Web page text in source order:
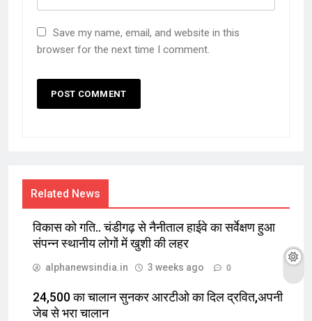
Save my name, email, and website in this
browser for the next time I comment.
Related News
विकास को गति.. चंडीगढ़ से नैनीताल हाईवे का सर्वेक्षण हुआ
संपन्न स्थानीय लोगों में खुशी की लहर
alphanewsindia.in 3 weeks ago 0
24,500 का चालान सुनकर आरटीओ का दिल द्रवित,अपनी
जेब से भरा चालान